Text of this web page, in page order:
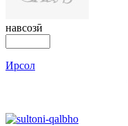
навсозӣ
Ирсол